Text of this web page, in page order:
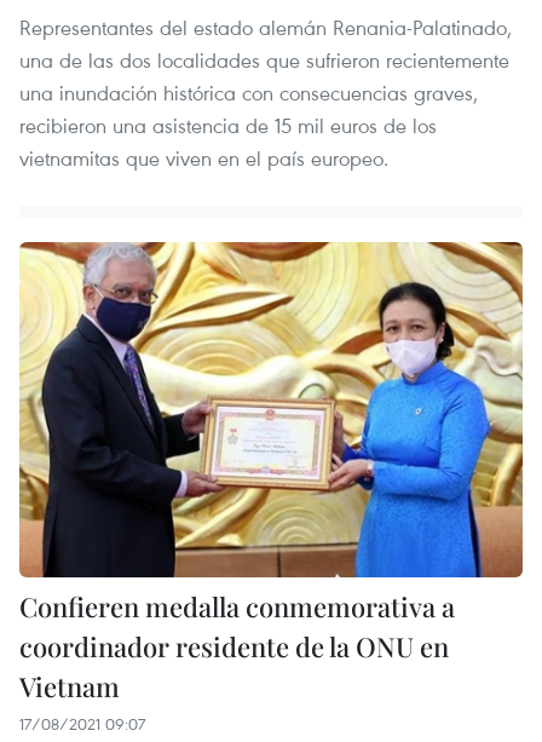
Representantes del estado alemán Renania-Palatinado,
una de las dos localidades que sufrieron recientemente
una inundación histórica con consecuencias graves,
recibieron una asistencia de 15 mil euros de los
vietnamitas que viven en el país europeo.
Confieren medalla conmemorativa a
coordinador residente de la ONU en
Vietnam
17/08/2021 09:07